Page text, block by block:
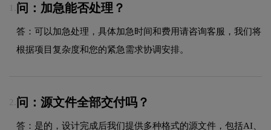
问：加急能否处理？
答：可以加急处理，具体加急时间和费用请咨询客服，我们将
根据项目复杂度和您的紧急需求协调安排。
2. 问：源文件全部交付吗？
答：是的，设计完成后我们提供多种格式的源文件，包括AI、